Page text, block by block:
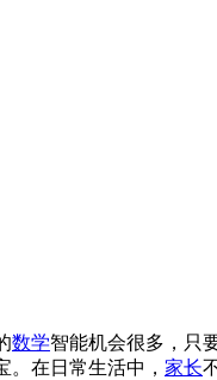
数学智能机会很多，只
。在日常生活中， 家长